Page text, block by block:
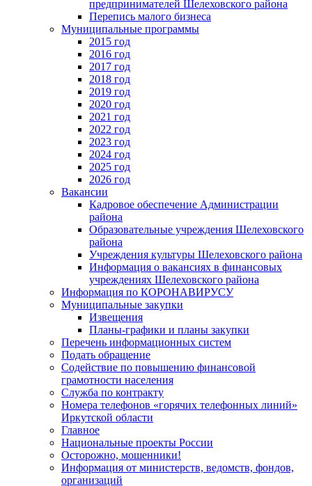
предпринимателей Шелеховского района
Перепись малого бизнеса
Муниципальные программы
2015 год
2016 год
2017 год
2018 год
2019 год
2020 год
2021 год
2022 год
2023 год
2024 год
2025 год
2026 год
Вакансии
Кадровое обеспечение Администрации
района
Образовательные учреждения Шелеховского
района
Учреждения культуры Шелеховского района
Информация о вакансиях в финансовых
учреждениях Шелеховского района
Информация по КОРОНАВИРУСУ
Муниципальные закупки
Извещения
Планы-графики и планы закупки
Перечень информационных систем
Подать обращение
Содействие по повышению финансовой
грамотности населения
Служба по контракту
Номера телефонов «горячих телефонных линий»
Иркутской области
Главное
Национальные проекты России
Осторожно, мошенники!
Информация от министерств, ведомств, фондов,
организаций